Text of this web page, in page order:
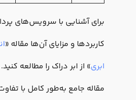
برای آشنایی با سرویس‌های
کاربردها و مزایای آن‌ها مقاله «
ابری» از ابر دراک را مطالعه
مقاله جامع به‌طور کامل با